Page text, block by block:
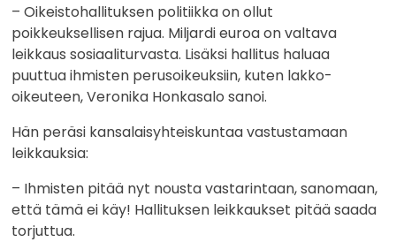
– Oikeistohallituksen politiikka on ollut
poikkeuksellisen rajua. Miljardi euroa on valtava
leikkaus sosiaaliturvasta. Lisäksi hallitus haluaa
puuttua ihmisten perusoikeuksiin, kuten lakko-
oikeuteen, Veronika Honkasalo sanoi.
Hän peräsi kansalaisyhteiskuntaa vastustamaan
leikkauksia:
– Ihmisten pitää nyt nousta vastarintaan, sanomaan,
että tämä ei käy! Hallituksen leikkaukset pitää saada
torjuttua.